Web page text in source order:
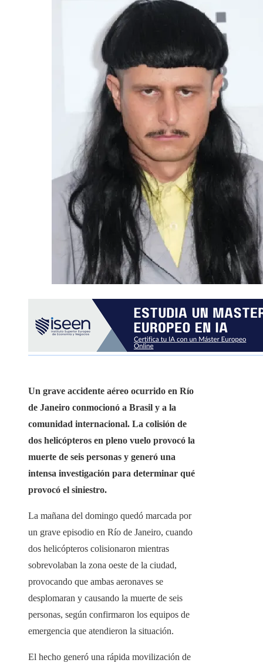
Un grave accidente aéreo ocurrido en Río
de Janeiro conmocionó a Brasil y a la
comunidad internacional. La colisión de
dos helicópteros en pleno vuelo provocó la
muerte de seis personas y generó una
intensa investigación para determinar qué
provocó el siniestro.
La mañana del domingo quedó marcada por
un grave episodio en Río de Janeiro, cuando
dos helicópteros colisionaron mientras
sobrevolaban la zona oeste de la ciudad,
provocando que ambas aeronaves se
desplomaran y causando la muerte de seis
personas, según confirmaron los equipos de
emergencia que atendieron la situación.
El hecho generó una rápida movilización de